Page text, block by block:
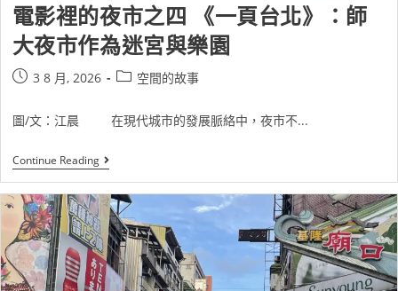
電影裡的夜市之四 《一頁台北》：師
大夜市作為迷宮與樂園
3 8 月, 2026 空間的故事
圖/文：江晨 在現代城市的發展脈絡中，夜市不...
Continue Reading